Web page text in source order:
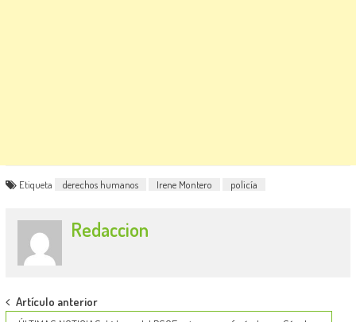
Etiqueta derechos humanos Irene Montero policía
Redaccion
Post
Artículo anterior